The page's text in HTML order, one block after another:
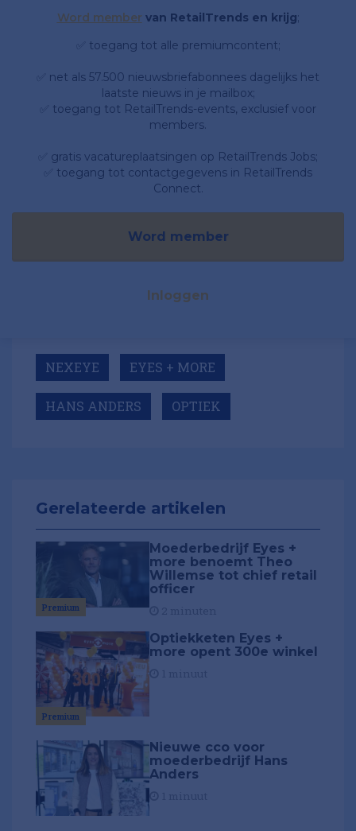
Word member van RetailTrends en krijg;
✅ toegang tot alle premiumcontent;
✅ net als 57.500 nieuwsbriefabonnees dagelijks het
laatste nieuws in je mailbox;
✅ toegang tot RetailTrends-events, exclusief voor
members.
✅ gratis vacatureplaatsingen op RetailTrends Jobs;
✅ toegang tot contactgegevens in RetailTrends
Connect.
Word member
Inloggen
NEXEYE EYES + MORE
HANS ANDERS OPTIEK
Gerelateerde artikelen
Premium
Moederbedrijf Eyes +
more benoemt Theo
Willemse tot chief retail
officer
Premium
Optiekketen Eyes +
more opent 300e winkel
Nieuwe cco voor
moederbedrijf Hans
Anders